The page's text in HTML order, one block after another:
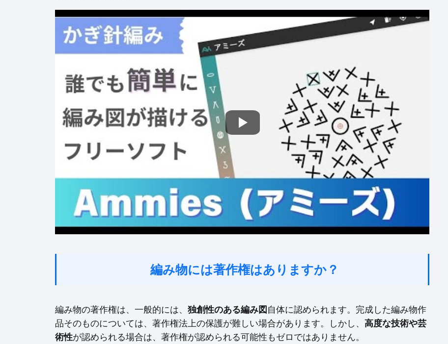
編み物には著作権はありますか？
編み物の著作権は、一般的には、 独創性のある編み図自体に認められます。完成した編み物作
品そのものについては、著作権法上の保護が難しい場合があります。しかし、 高度な技術や芸
術性が認められる場合は、著作権が認められる可能性もゼロではありません。